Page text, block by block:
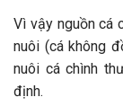
Vì vậy nguồn cá
nuôi (cá không
nuôi cá chình
định.